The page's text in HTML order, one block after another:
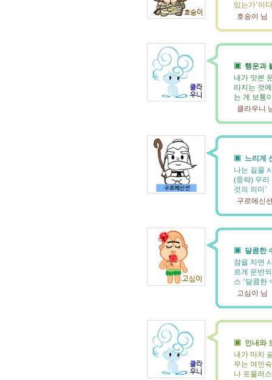
있는가’이
호숭이 님
▣ 행운과
내가 맛본
라지는 것
는 게 보통
클라우니
▣ 느리게
나는 길을
(중략) 우리
것의 의미’
구르메신
▣ 달콤한
잠을 자면
르게 운반
스 ‘달콤한
고심이 님
▣ 인내와
내가 마치
무는 여인
나 포울러